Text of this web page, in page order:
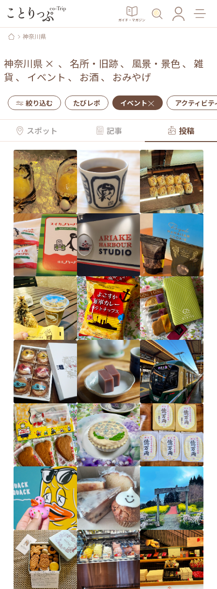
ガイド・マガジン
神奈川県
神奈川県 × 、 名所・旧跡、 風景・景色、 雑
貨 、 イベント 、 お酒 、 おみやげ
絞り込む たびレポ イベント アクティビテ
スポット 記事 投稿